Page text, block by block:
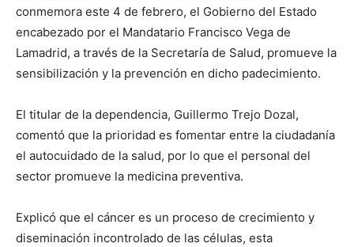
conmemora este 4 de febrero, el Gobierno del Estado
encabezado por el Mandatario Francisco Vega de
Lamadrid, a través de la Secretaría de Salud, promueve la
sensibilización y la prevención en dicho padecimiento.
El titular de la dependencia, Guillermo Trejo Dozal,
comentó que la prioridad es fomentar entre la ciudadanía
el autocuidado de la salud, por lo que el personal del
sector promueve la medicina preventiva.
Explicó que el cáncer es un proceso de crecimiento y
diseminación incontrolado de las células, esta